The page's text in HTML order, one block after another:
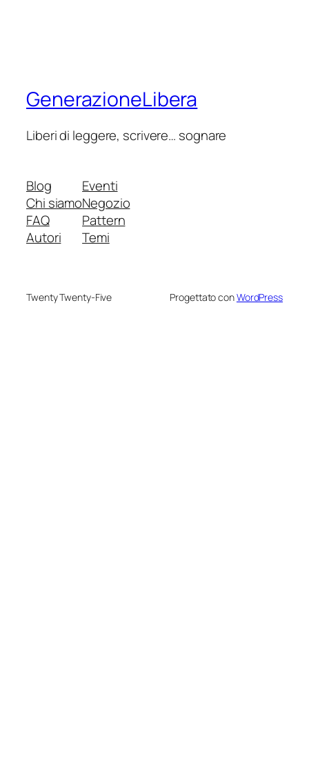
GenerazioneLibera
Liberi di leggere, scrivere… sognare
Blog
Chi siamo
FAQ
Autori
Eventi
Negozio
Pattern
Temi
Twenty Twenty-Five Progettato conWordPress